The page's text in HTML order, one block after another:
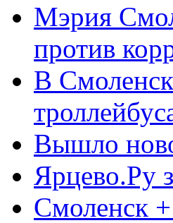
Мэрия
против
В
Вышло
Ярцево.Ру
Смоленск